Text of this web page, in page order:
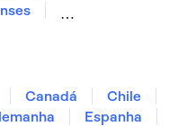
Leonardo da Vinci
São Pedro
da Academia
Canadá
Chile
Espanha